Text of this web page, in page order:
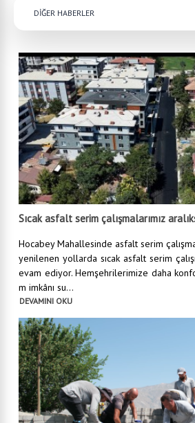
DİĞER HABERLER
Sıcak asfalt serim çalışmalarımız
Hocabey Mahallesinde asfalt serim
yenilenen yollarda sıcak asfalt serim
evam ediyor. Hemşehrilerimize daha
m imkânı su...
DEVAMINI OKU